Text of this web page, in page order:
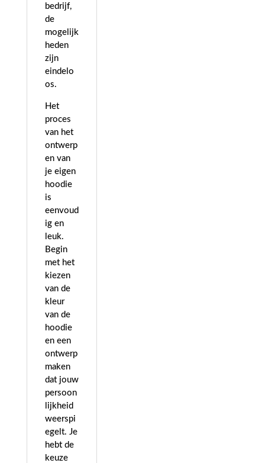
bedrijf,
de
mogelijk
heden
zijn
eindelo
os.
Het
proces
van het
ontwerp
en van
je eigen
hoodie
is
eenvoud
ig en
leuk.
Begin
met het
kiezen
van de
kleur
van de
hoodie
en een
ontwerp
maken
dat jouw
persoon
lijkheid
weerspi
egelt. Je
hebt de
keuze